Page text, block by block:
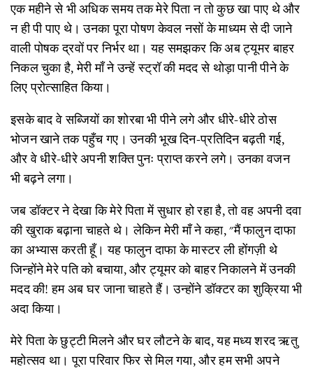
एक महीने से भी अधिक समय तक मेरे पिता न तो कुछ खा पाए थे और
न ही पी पाए थे। उनका पूरा पोषण केवल नसों के माध्यम से दी जाने
वाली पोषक द्रवों पर निर्भर था। यह समझकर कि अब ट्यूमर बाहर
निकल चुका है, मेरी माँ ने उन्हें स्ट्रॉ की मदद से थोड़ा पानी पीने के
लिए प्रोत्साहित किया।
इसके बाद वे सब्जियों का शोरबा भी पीने लगे और धीरे-धीरे ठोस
भोजन खाने तक पहुँच गए। उनकी भूख दिन-प्रतिदिन बढ़ती गई,
और वे धीरे-धीरे अपनी शक्ति पुनः प्राप्त करने लगे। उनका वजन
भी बढ़ने लगा।
जब डॉक्टर ने देखा कि मेरे पिता में सुधार हो रहा है, तो वह अपनी दवा
की खुराक बढ़ाना चाहते थे। लेकिन मेरी माँ ने कहा, "मैं फालुन दाफा
का अभ्यास करती हूँ। यह फालुन दाफा के मास्टर ली होंगज़ी थे
जिन्होंने मेरे पति को बचाया, और ट्यूमर को बाहर निकालने में उनकी
मदद की! हम अब घर जाना चाहते हैं। उन्होंने डॉक्टर का शुक्रिया भी
अदा किया।
मेरे पिता के छुट्टी मिलने और घर लौटने के बाद, यह मध्य शरद ऋतु
महोत्सव था। पूरा परिवार फिर से मिल गया, और हम सभी अपने